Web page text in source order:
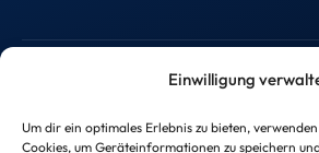
Einwilligung
Um dir ein optimales Erlebnis zu bieten,
Cookies, um Geräteinformationen zu speichern
info@taxtify.de